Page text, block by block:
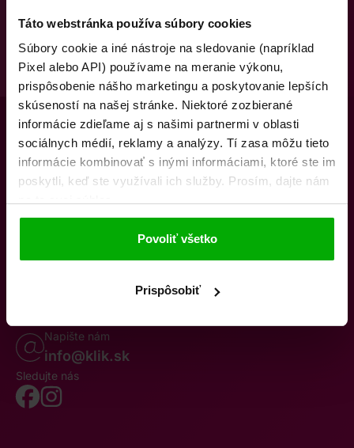
Táto webstránka používa súbory cookies
Súbory cookie a iné nástroje na sledovanie (napríklad
Pixel alebo API) používame na meranie výkonu,
prispôsobenie nášho marketingu a poskytovanie lepších
skúseností na našej stránke. Niektoré zozbierané
informácie zdieľame aj s našimi partnermi v oblasti
sociálnych médií, reklamy a analýzy. Tí zasa môžu tieto
informácie kombinovať s inými informáciami, ktoré ste im
poskytli, keď ste využívali ich služby. Prosím, dajte nám
Povoliť všetko
Prispôsobiť
O násKontaktyK stiahnutiuObchodné podmienky
Odstúpenie od zmluvy
Oznámenie o cezhraničnej fúziiReklamačný poriadok
Volajte po–pia 8–19
Napište nám
info@klik.sk
Sledujte nás